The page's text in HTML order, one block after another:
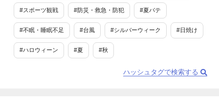
#スポーツ観戦 #防災・救急・防犯 #夏バテ
#不眠・睡眠不足 #台風 #シルバーウィーク #日焼け
#ハロウィーン #夏 #秋
ハッシュタグで検索する